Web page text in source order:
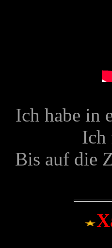
Ich habe in
Ich
Bis auf die